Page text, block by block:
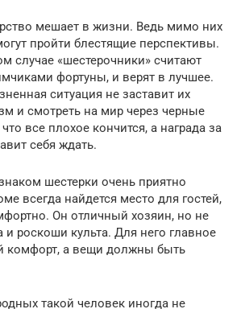
мешает в жизни. Ведь мимо них
пройти блестящие перспективы.
случае «шестерочники» считают
фортуны, и верят в лучшее.
ситуация не заставит их
и смотреть на мир через черные
все плохое кончится, а награда за
себя ждать.
шестерки очень приятно
всегда найдется место для гостей,
Он отличный хозяин, но не
и роскоши культа. Для него главное
комфорт, а вещи должны быть
такой человек иногда не